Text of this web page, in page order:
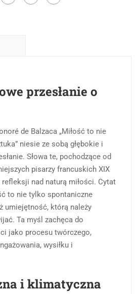
przesłanie o
de Balzaca „Miłość to nie
niesie ze sobą głębokie i
Słowa te, pochodzące od
pisarzy francuskich XIX
refleksji nad naturą miłości. Cytat
to nie tylko spontaniczne
umiejętność, którą należy
Ta myśl zachęca do
jako procesu twórczego,
wysiłku i
i klimatyczna